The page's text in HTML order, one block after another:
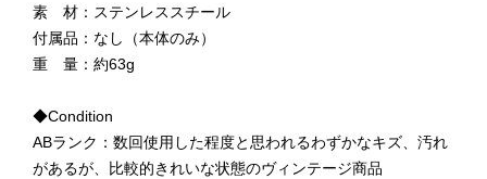
素 材：ステンレススチール
付属品：なし（本体のみ）
重 量：約63g
◆Condition
ABランク：数回使用した程度と思われるわずかなキズ、汚れ
があるが、比較的きれいな状態のヴィンテージ商品